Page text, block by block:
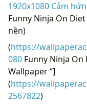
1920x1080 Cảm
Funny Ninja On
nền)
(https://
080 Funny Ninja
Wallpaper “]
(https://
2567822)